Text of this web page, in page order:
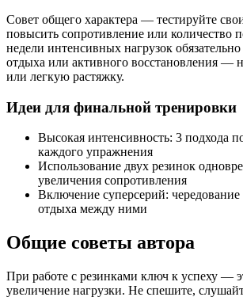
Совет общего характера — тестируйте
повысить сопротивление или количество
недели интенсивных нагрузок обязательно
отдыха или активного восстановления —
или легкую растяжку.
Идеи для финальной тренировки
Высокая интенсивность: 3 подхода
каждого упражнения
Использование двух резинок
увеличения сопротивления
Включение суперсерий:
отдыха между ними
Общие советы автора
При работе с резинками ключ к успеху —
увеличение нагрузки. Не спешите,